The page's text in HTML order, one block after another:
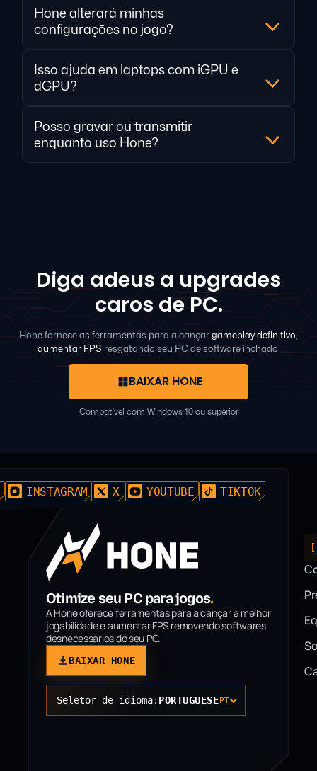
Hone alterará minhas
configurações no jogo?
Isso ajuda em laptops com iGPU e
dGPU?
Posso gravar ou transmitir
enquanto uso Hone?
Diga adeus a upgrades
caros de PC.
Hone fornece as ferramentas para alcançargameplay definitivo,
aumentar FPS resgatando seu PC de software inchado.
BAIXAR HONE
Compatível com Windows 10 ou superior
INSTAGRAM X YOUTUBE TIKTOK
Otimize seu PC para jogos.
A Hone oferece ferramentas para alcançar a melhor
jogabilidade e aumentar FPS removendo softwares
desnecessários do seu PC.
BAIXAR HONE
Seletor de idioma: PORTUGUESEPT